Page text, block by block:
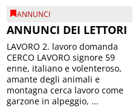
ANNUNCI
ANNUNCI DEI LETTORI
LAVORO 2. lavoro domanda
CERCO LAVORO signore 59
enne, italiano e volenteroso,
amante degli animali e
montagna cerca lavoro come
garzone in alpeggio, ...